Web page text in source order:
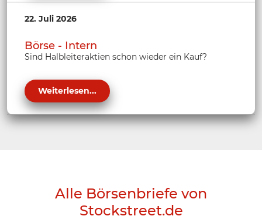
22. Juli 2026
Börse - Intern
Sind Halbleiteraktien schon wieder ein Kauf?
Weiterlesen...
Alle Börsenbriefe von
Stockstreet.de